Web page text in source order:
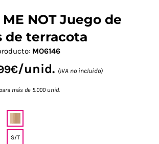
ME NOT Juego de
de terracota
MO6146
€/unid. (IVA no incluido)
más de 5.000 unid.
S/T